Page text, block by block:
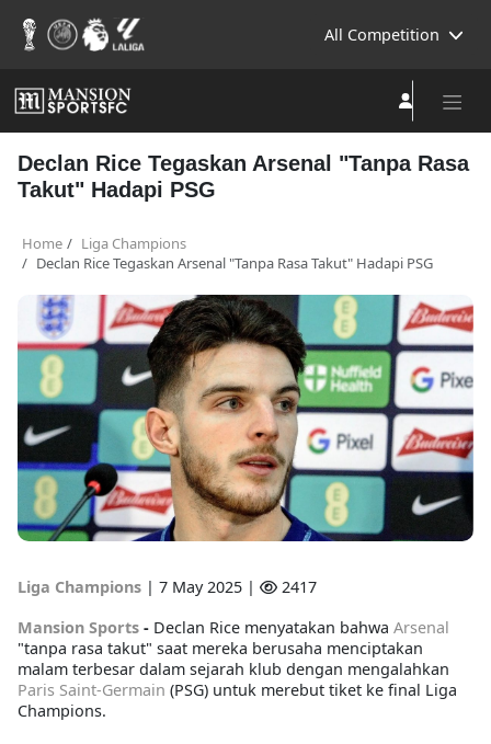
All Competition
Declan Rice Tegaskan Arsenal "Tanpa Rasa
Takut" Hadapi PSG
Home
Liga Champions
Declan Rice Tegaskan Arsenal "Tanpa Rasa Takut" Hadapi PSG
Liga Champions | 7 May 2025 |
2417
Mansion Sports - Declan Rice menyatakan bahwa Arsenal
"tanpa rasa takut" saat mereka berusaha menciptakan
malam terbesar dalam sejarah klub dengan mengalahkan
Paris Saint-Germain (PSG) untuk merebut tiket ke final Liga
Champions.